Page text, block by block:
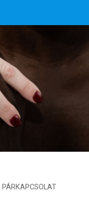
PÁRKAPCSOLAT